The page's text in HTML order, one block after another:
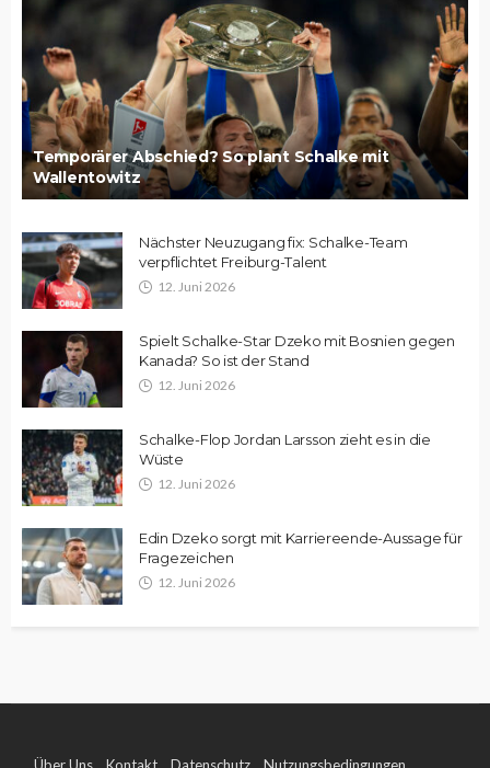
Temporärer Abschied? So plant Schalke mit
Wallentowitz
Nächster Neuzugang fix: Schalke-Team
verpflichtet Freiburg-Talent
12. Juni 2026
Spielt Schalke-Star Dzeko mit Bosnien gegen
Kanada? So ist der Stand
12. Juni 2026
Schalke-Flop Jordan Larsson zieht es in die
Wüste
12. Juni 2026
Edin Dzeko sorgt mit Karriereende-Aussage für
Fragezeichen
12. Juni 2026